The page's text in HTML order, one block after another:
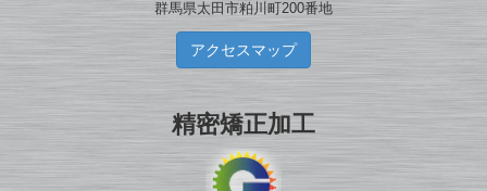
群馬県太田市粕川町200番地
アクセスマップ
精密矯正加工